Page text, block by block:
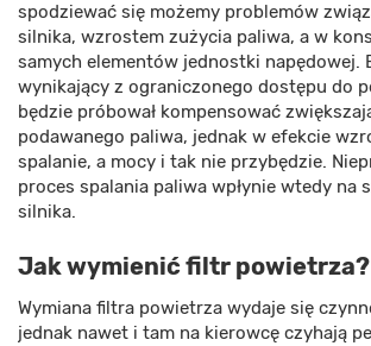
spodziewać się możemy problemów
silnika, wzrostem zużycia paliwa, a w
samych elementów jednostki napędowej.
wynikający z ograniczonego dostępu do
będzie próbował kompensować
podawanego paliwa, jednak w efekcie
spalanie, a mocy i tak nie przybędzie.
proces spalania paliwa wpłynie wtedy na
silnika.
Jak wymienić filtr powietrza?
Wymiana filtra powietrza wydaje się
jednak nawet i tam na kierowcę czyhają